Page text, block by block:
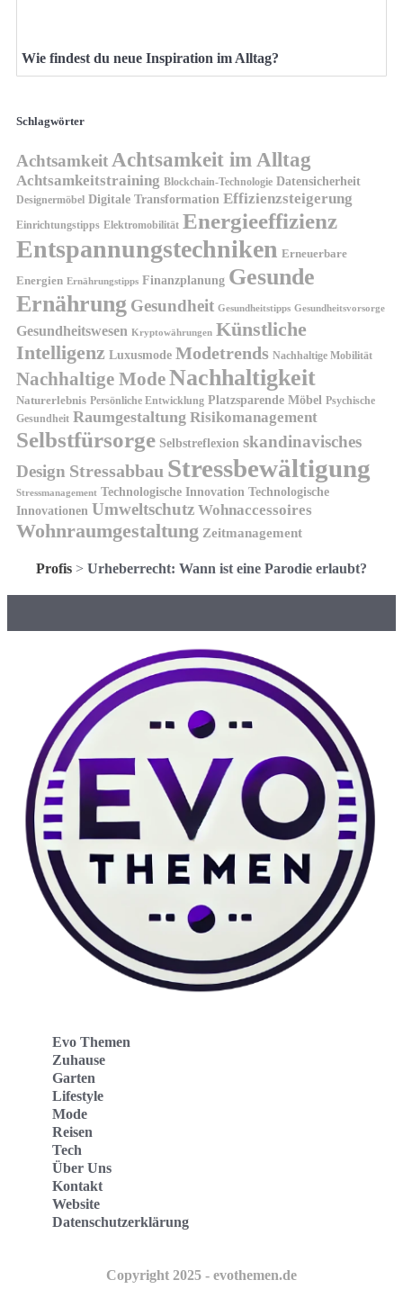
Wie findest du neue Inspiration im Alltag?
Schlagwörter
AchtsamkeitAchtsamkeit im Alltag
Achtsamkeitstraining Blockchain-Technologie Datensicherheit
Designermöbel Digitale Transformation Effizienzsteigerung
Einrichtungstipps Elektromobilität Energieeffizienz
Entspannungstechniken Erneuerbare
Energien Ernährungstipps Finanzplanung Gesunde
Ernährung Gesundheit Gesundheitstipps Gesundheitsvorsorge
Gesundheitswesen Kryptowährungen Künstliche
Intelligenz Luxusmode Modetrends Nachhaltige Mobilität
Nachhaltige ModeNachhaltigkeit
Naturerlebnis Persönliche Entwicklung Platzsparende Möbel Psychische
Gesundheit Raumgestaltung Risikomanagement
Selbstfürsorge Selbstreflexion skandinavisches
Design Stressabbau Stressbewältigung
Stressmanagement Technologische Innovation Technologische
Innovationen Umweltschutz Wohnaccessoires
Wohnraumgestaltung Zeitmanagement
Profis > Urheberrecht: Wann ist eine Parodie erlaubt?
Evo Themen
Zuhause
Garten
Lifestyle
Mode
Reisen
Tech
Über Uns
Kontakt
Website
Datenschutzerklärung
Copyright 2025 - evothemen.de